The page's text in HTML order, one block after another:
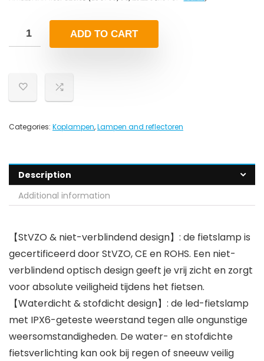
ADD TO CART
Categories: Koplampen,Lampen and reflectoren
Description
Additional information
【StVZO & niet-verblindend design】: de fietslamp is
gecertificeerd door StVZO, CE en ROHS. Een niet-
verblindend optisch design geeft je vrij zicht en zorgt
voor absolute veiligheid tijdens het fietsen.
【Waterdicht & stofdicht design】: de led-fietslamp
met IPX6-geteste weerstand tegen alle ongunstige
weersomstandigheden. De water- en stofdichte
fietsverlichting kan ook bij regen of sneeuw veilig